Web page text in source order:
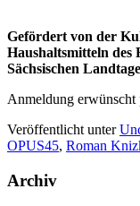
Gefördert von der
Haushaltsmitteln des
Sächsischen
Anmeldung erwünscht
Veröffentlicht unter
OPUS45, Roman
Archiv